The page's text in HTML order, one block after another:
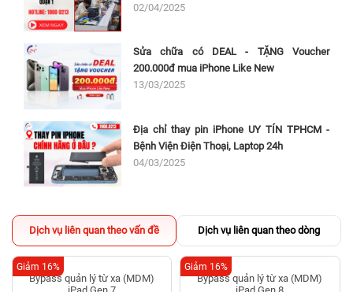
02/04/2025
Sửa chữa có DEAL - TẶNG Voucher
200.000đ mua iPhone Like New
13/03/2025
Địa chỉ thay pin iPhone UY TÍN TPHCM -
Bệnh Viện Điện Thoại, Laptop 24h
04/03/2025
Dịch vụ liên quan theo vấn đề Dịch vụ liên quan theo dòng
Giảm 16% Giảm 16%